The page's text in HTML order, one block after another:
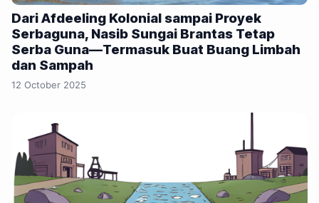
Dari Afdeeling Kolonial sampai Proyek
Serbaguna, Nasib Sungai Brantas Tetap
Serba Guna—Termasuk Buat Buang Limbah
dan Sampah
12 October 2025